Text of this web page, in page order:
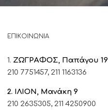
ΕΠΙΚΟΙΝΩΝΙΑ
1. ΖΩΓΡΑΦΟΣ, Παπάγου 19
210 7751457, 211 1163136
2. ΙΛΙΟΝ, Μανάκη 9
210 2635305, 211 4250900